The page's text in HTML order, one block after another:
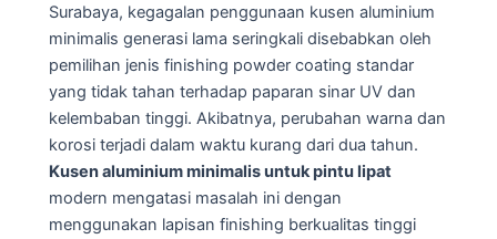
Surabaya, kegagalan penggunaan kusen aluminium
minimalis generasi lama seringkali disebabkan oleh
pemilihan jenis finishing powder coating standar
yang tidak tahan terhadap paparan sinar UV dan
kelembaban tinggi. Akibatnya, perubahan warna dan
korosi terjadi dalam waktu kurang dari dua tahun.
Kusen aluminium minimalis untuk pintu lipat
modern mengatasi masalah ini dengan
menggunakan lapisan finishing berkualitas tinggi